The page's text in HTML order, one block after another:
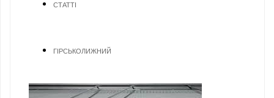
СТАТТІ
ГІРСЬКОЛИЖНИЙ